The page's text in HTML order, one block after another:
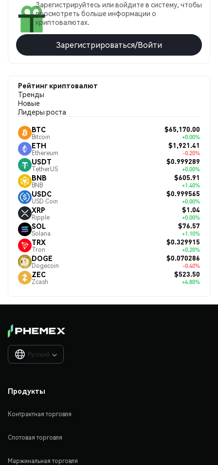
Зарегистрируйтесь или войдите в систему, чтобы
просмотреть больше информации о
криптовалютах.
Зарегистрироваться/Войти
Рейтинг криптовалют
Тренды
Новые
Лидеры роста
BTC
Bitcoin
$65,170.00
+0.00%
ETH
Ethereum
$1,921.41
-0.20%
USDT
TetherUS
$0.999289
+0.00%
BNB
BNB
$605.91
+1.40%
USDC
USD Coin
$0.999565
+0.00%
XRP
Ripple
$1.04
+0.00%
SOL
Solana
$76.57
+1.10%
TRX
Tron
$0.329915
+0.20%
DOGE
Dogecoin
$0.070286
-0.40%
ZEC
Zcash
$523.50
+4.80%
Русский 
Продукты
Контрактная торговля
Спотовая торговля
Маржинальная торговля